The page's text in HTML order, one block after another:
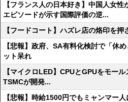
【フランス人の日本好き】中国人女
エピソードが示す国際評価の逆...
【フードコート】ハズレ店の烙印を
【悲報】政府、SA有料化検討で「休
ット呆れ
【マイクロLED】CPUとGPUをモー
TSMCが開発...
【悲報】時給1500円でもミャンマー